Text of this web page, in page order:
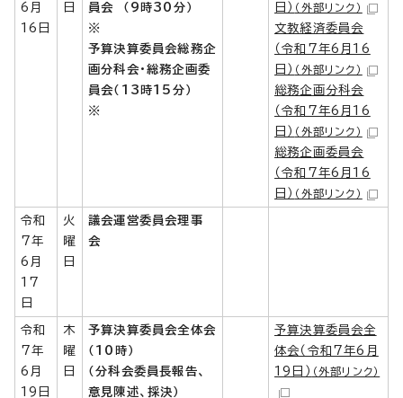
6月
16日
日
員会
（9時30分）
※
予算決算委員会総務企
画分科会・総務企画委
員会（13時15分）
※
日） （外部リンク）
文教経済委員会
（令和7年6月16
日） （外部リンク）
総務企画分科会
（令和7年6月16
日） （外部リンク）
総務企画委員会
（令和7年6月16
日） （外部リンク）
令和
7年
6月
17
日
火
曜
日
議会運営委員会理事
会
令和
7年
6月
19日
木
曜
日
予算決算委員会全体会
（10時）
（分科会委員長報告、
意見陳述、採決）
予算決算委員会全
体会（令和7年6月
19日） （外部リンク）